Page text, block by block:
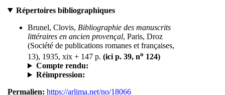
Répertoires bibliographiques
Brunel, Clovis, Bibliographie des manuscrits
littéraires en ancien provençal, Paris, Droz
(Société de publications romanes et françaises,
13), 1935, xix + 147 p. (ici p. 39, no 124)
Compte rendu:
Réimpression:
Permalien: https://arlima.net/no/18066